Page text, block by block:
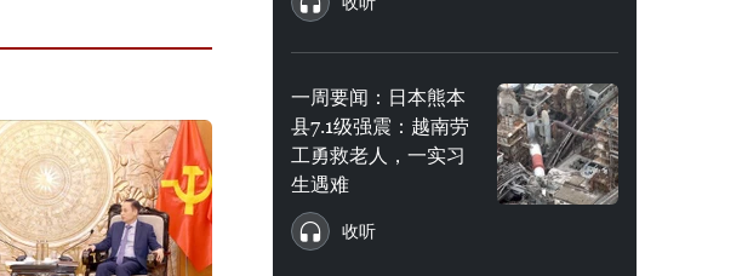
一周要闻：日本熊本
县7.1级强震：越南劳
工勇救老人，一实习
生遇难
收听